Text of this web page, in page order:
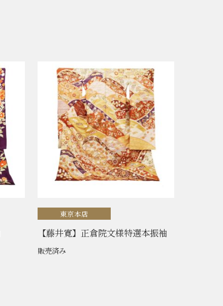
東京本店
【藤井寛】正倉院文様特選本振袖
販売済み